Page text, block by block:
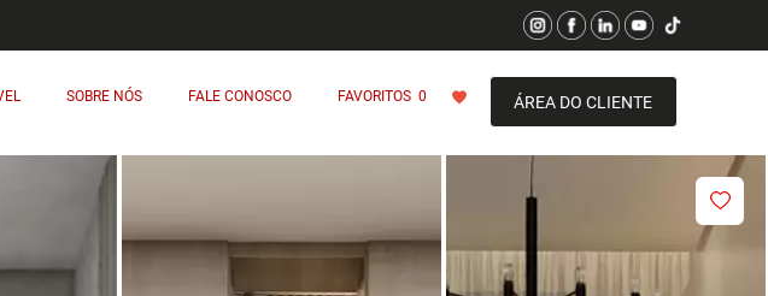
SOBRE NÓS FALE CONOSCO FAVORITOS 0 ÁREA DO CLIENTE